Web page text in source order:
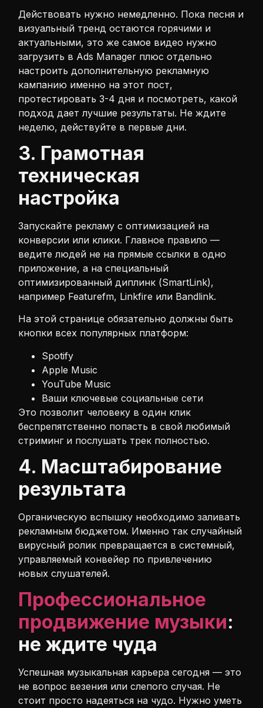
Действовать нужно немедленно. Пока песня и
визуальный тренд остаются горячими и
актуальными, это же самое видео нужно
загрузить в Ads Manager плюс отдельно
настроить дополнительную рекламную
кампанию именно на этот пост,
протестировать 3-4 дня и посмотреть, какой
подход дает лучшие результаты. Не ждите
неделю, действуйте в первые дни.
3. Грамотная
техническая
настройка
Запускайте рекламу с оптимизацией на
конверсии или клики. Главное правило —
ведите людей не на прямые ссылки в одно
приложение, а на специальный
оптимизированный диплинк (SmartLink),
например Featurefm, Linkfire или Bandlink.
На этой странице обязательно должны быть
кнопки всех популярных платформ:
Spotify
Apple Music
YouTube Music
Ваши ключевые социальные сети
Это позволит человеку в один клик
беспрепятственно попасть в свой любимый
стриминг и послушать трек полностью.
4. Масштабирование
результата
Органическую вспышку необходимо заливать
рекламным бюджетом. Именно так случайный
вирусный ролик превращается в системный,
управляемый конвейер по привлечению
новых слушателей.
Профессиональное
продвижение музыки:
не ждите чуда
Успешная музыкальная карьера сегодня — это
не вопрос везения или слепого случая. Не
стоит просто надеяться на чудо. Нужно уметь